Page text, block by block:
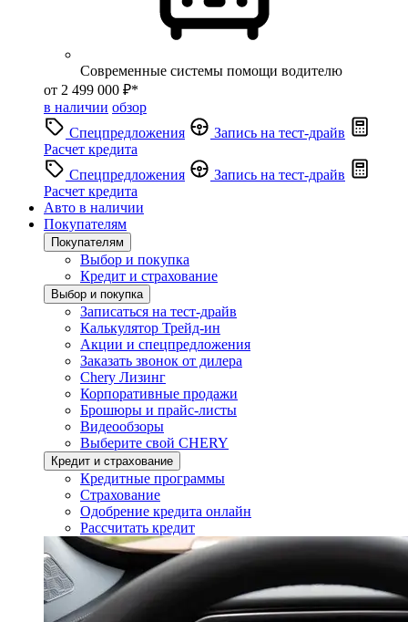
Современные системы помощи водителю
от 2 499 000 ₽*
в наличии обзор
Спецпредложения
Запись на тест-драйв
Расчет кредита
Спецпредложения
Запись на тест-драйв
Расчет кредита
Авто в наличии
Покупателям
Покупателям
Выбор и покупка
Кредит и страхование
Выбор и покупка
Записаться на тест-драйв
Калькулятор Трейд-ин
Акции и спецпредложения
Заказать звонок от дилера
Chery Лизинг
Корпоративные продажи
Брошюры и прайс-листы
Видеообзоры
Выберите свой CHERY
Кредит и страхование
Кредитные программы
Страхование
Одобрение кредита онлайн
Рассчитать кредит